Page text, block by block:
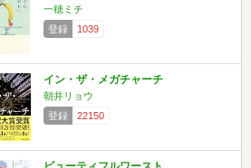
一穂ミチ
登録
1039
イン・ザ・メガチャーチ
朝井リョウ
登録
22150